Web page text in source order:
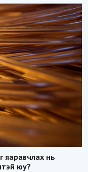
яаравчлах нь
юу?